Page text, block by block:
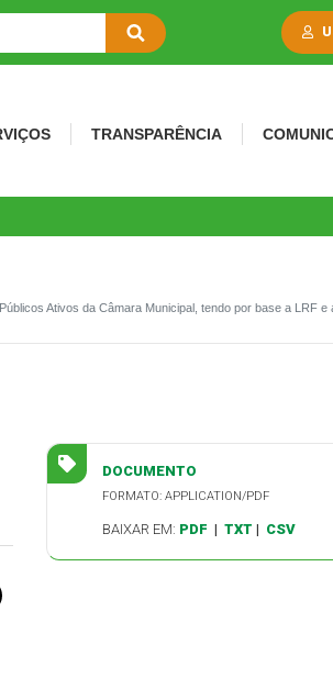
TRANSPARÊNCIA
Ativos da Câmara Municipal, tendo por base a LRF e
DOCUMENTO
FORMATO: APPLICATION/PDF
BAIXAR EM: PDF | TXT | CSV